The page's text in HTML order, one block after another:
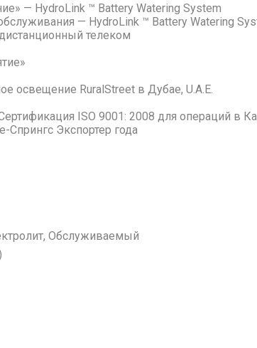
— HydroLink ™ Battery Watering System
— HydroLink ™ Battery Watering
телеком
освещение RuralStreet в Дубае, U.A.E.
ISO 9001: 2008 для операций в
Экспортер года
Обслуживаемый